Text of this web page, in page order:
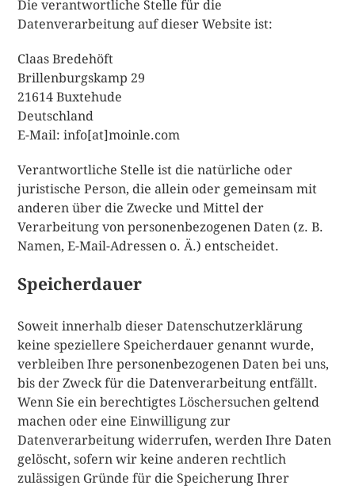
Die verantwortliche Stelle für die
Datenverarbeitung auf dieser Website ist:
Claas Bredehöft
Brillenburgskamp 29
21614 Buxtehude
Deutschland
E-Mail: info[at]moinle.com
Verantwortliche Stelle ist die natürliche oder
juristische Person, die allein oder gemeinsam mit
anderen über die Zwecke und Mittel der
Verarbeitung von personenbezogenen Daten (z. B.
Namen, E-Mail-Adressen o. Ä.) entscheidet.
Speicherdauer
Soweit innerhalb dieser Datenschutzerklärung
keine speziellere Speicherdauer genannt wurde,
verbleiben Ihre personenbezogenen Daten bei uns,
bis der Zweck für die Datenverarbeitung entfällt.
Wenn Sie ein berechtigtes Löschersuchen geltend
machen oder eine Einwilligung zur
Datenverarbeitung widerrufen, werden Ihre Daten
gelöscht, sofern wir keine anderen rechtlich
zulässigen Gründe für die Speicherung Ihrer